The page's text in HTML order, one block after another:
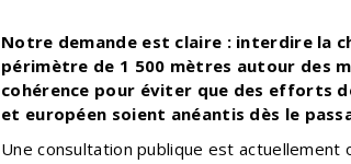
Notre demande est claire : interdire la
périmètre de 1 500 mètres autour des
cohérence pour éviter que des efforts
et européen soient anéantis dès le
Une consultation publique est